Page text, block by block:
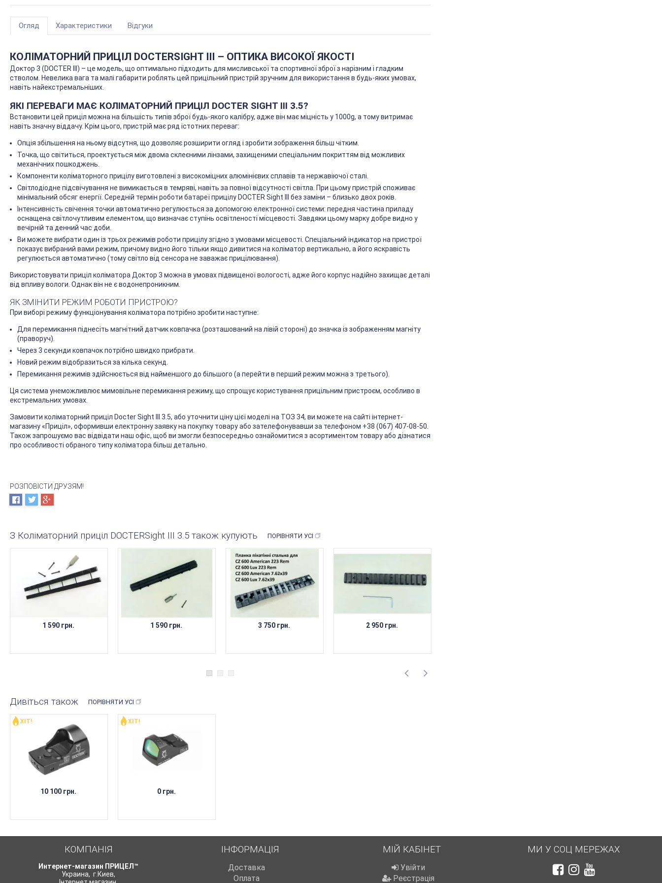
Огляд Характеристики Відгуки
КОЛІМАТОРНИЙ ПРИЦІЛ DOCTERSIGHT III – ОПТИКА ВИСОКОЇ ЯКОСТІ
Доктор 3 (DOCTER III) – це модель, що оптимально підходить для мисливської та спортивної зброї з нарізним і гладким
стволом. Невелика вага та малі габарити роблять цей прицільний пристрій зручним для використання в будь-яких умовах,
навіть найекстремальніших.
ЯКІ ПЕРЕВАГИ МАЄ КОЛІМАТОРНИЙ ПРИЦІЛ DOCTER SIGHT III 3.5?
Встановити цей приціл можна на більшість типів зброї будь-якого калібру, адже він має міцність у 1000g, а тому витримає
навіть значну віддачу. Крім цього, пристрій має ряд істотних переваг:
Опція збільшення на ньому відсутня, що дозволяє розширити огляд і зробити зображення більш чітким.
Точка, що світиться, проектується між двома склеєними лінзами, захищеними спеціальним покриттям від можливих
механічних пошкоджень.
Компоненти коліматорного прицілу виготовлені з високоміцних алюмінієвих сплавів та нержавіючої сталі.
Світлодіодне підсвічування не вимикається в темряві, навіть за повної відсутності світла. При цьому пристрій споживає
мінімальний обсяг енергії. Середній термін роботи батареї прицілу DOCTER Sight III без заміни – близько двох років.
Інтенсивність свічення точки автоматично регулюється за допомогою електронної системи: передня частина приладу
оснащена світлочутливим елементом, що визначає ступінь освітленості місцевості. Завдяки цьому марку добре видно у
вечірній та денний час доби.
Ви можете вибрати один із трьох режимів роботи прицілу згідно з умовами місцевості. Спеціальний індикатор на пристрої
показує вибраний вами режим, причому видно його тільки якщо дивитися на коліматор вертикально, а його яскравість
регулюється автоматично (тому світло від сенсора не заважає прицілювання).
Використовувати приціл коліматора Доктор 3 можна в умовах підвищеної вологості, адже його корпус надійно захищає деталі
від впливу вологи. Однак він не є водонепроникним.
ЯК ЗМІНИТИ РЕЖИМ РОБОТИ ПРИСТРОЮ?
При виборі режиму функціонування коліматора потрібно зробити наступне:
Для перемикання піднесіть магнітний датчик ковпачка (розташований на лівій стороні) до значка із зображенням магніту
(праворуч).
Через 3 секунди ковпачок потрібно швидко прибрати.
Новий режим відобразиться за кілька секунд.
Перемикання режимів здійснюється від найменшого до більшого (а перейти в перший режим можна з третього).
Ця система унеможливлює мимовільне перемикання режиму, що спрощує користування прицільним пристроєм, особливо в
екстремальних умовах.
Замовити коліматорний приціл Docter Sight III 3.5, або уточнити ціну цієї моделі на ТОЗ 34, ви можете на сайті інтернет-
магазину «Приціл», оформивши електронну заявку на покупку товару або зателефонувавши за телефоном +38 (067) 407-08-50.
Також запрошуємо вас відвідати наш офіс, щоб ви змогли безпосередньо ознайомитися з асортиментом товару або дізнатися
про особливості обраного типу коліматора більш детально.
РОЗПОВІСТИ ДРУЗЯМ!
З Коліматорний приціл DOCTERSight III 3.5 також купують ПОРІВНЯТИ УСІ
1 590 грн. 1 590 грн. 3 750 грн. 2 950 грн.
Дивіться також ПОРІВНЯТИ УСІ
10 100 грн.
ХІТ!
0 грн.
ХІТ!
КОМПАНІЯ
Интернет-магазин ПРИЦЕЛ™
Украина, г.Киев,
ІНФОРМАЦІЯ
Доставка
Оплата
МІЙ КАБІНЕТ
Увійти
Реєстрація
МИ У СОЦ МЕРЕЖАХ